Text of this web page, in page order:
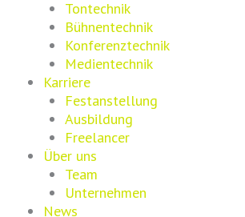
Tontechnik
Bühnentechnik
Konferenztechnik
Medientechnik
Karriere
Festanstellung
Ausbildung
Freelancer
Über uns
Team
Unternehmen
News